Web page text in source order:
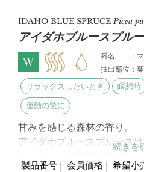
IDAHO BLUE SPRUCE Picea
アイダホブルースプルー
科名 ：マ
抽出部位：
リラックスしたいとき 瞑想時
運動の後に
甘みを感じる森林の香り。
アイダホブルースプルース
製品番号
会員価格
希望小